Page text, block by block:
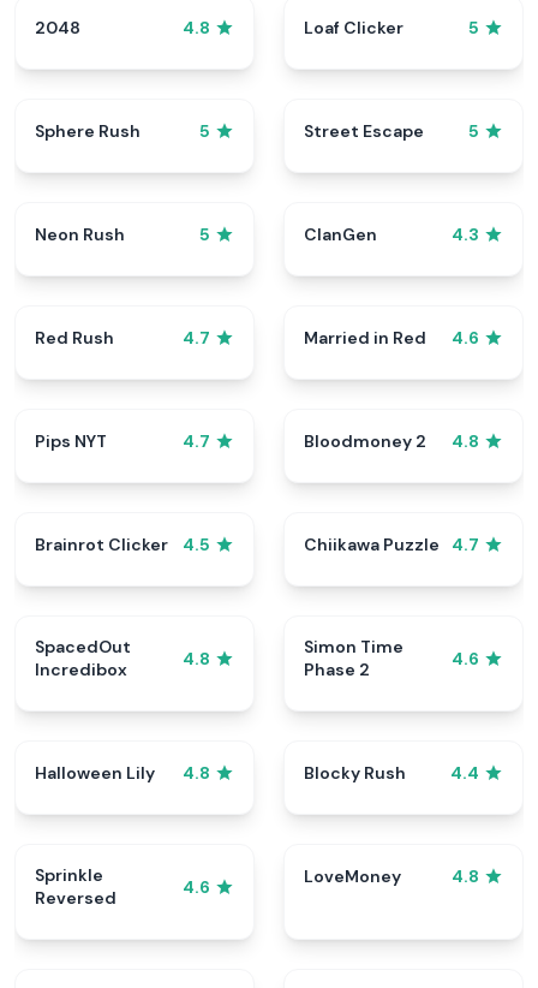
2048 4.8 Loaf Clicker 5
Sphere Rush 5 Street Escape 5
Neon Rush 5 ClanGen 4.3
Red Rush 4.7 Married in Red 4.6
Pips NYT 4.7 Bloodmoney 2 4.8
Brainrot Clicker 4.5 Chiikawa Puzzle 4.7
SpacedOut
Incredibox
4.8
Simon Time
Phase 2
4.6
Halloween Lily 4.8 Blocky Rush 4.4
Sprinkle
Reversed
4.6
LoveMoney 4.8